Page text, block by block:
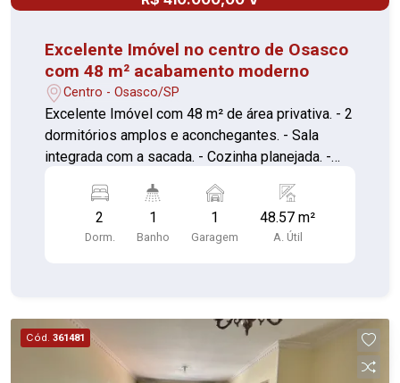
Excelente Imóvel no centro de Osasco
com 48 m² acabamento moderno
Centro - Osasco/SP
Excelente Imóvel com 48 m² de área privativa. - 2
dormitórios amplos e aconchegantes. - Sala
integrada com a sacada. - Cozinha planejada. -
móveis planejados, maximizando o espaço e a
organização. 1 vaga de garagem livre e coberta
Localização Privilegiada: Este incrível imóvel
conta com excelente infraestrutura de transporte
público, facilitando o seu deslocamento pela
cidade. Aceita financiamento e FGTS
2
Dorm.
1
Banho
1
Garagem
48.57 m²
A. Útil
Cód. 361481